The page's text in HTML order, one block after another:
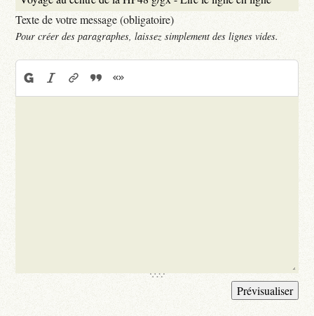
Texte de votre message (obligatoire)
Pour créer des paragraphes, laissez simplement des lignes vides.